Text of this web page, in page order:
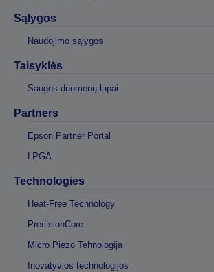
Sąlygos
Naudojimo sąlygos
Taisyklės
Saugos duomenų lapai
Partners
Epson Partner Portal
LPGA
Technologies
Heat-Free Technology
PrecisionCore
Micro Piezo Tehnoloģija
Inovatyvios technologijos